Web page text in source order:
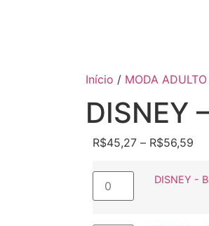
Início / MODA
DISNEY
R$45,27 – R$56,59
DISNEY -